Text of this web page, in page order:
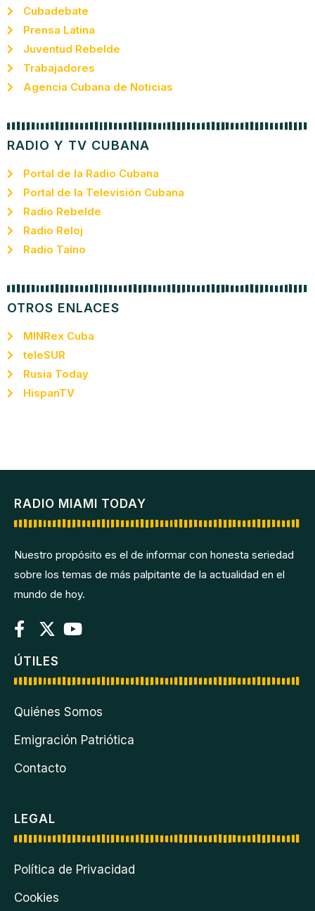
Cubadebate
Prensa Latina
Juventud Rebelde
Trabajadores
Agencia Cubana de Noticias
RADIO Y TV CUBANA
Portal de la Radio Cubana
Portal de la Televisión Cubana
Radio Rebelde
Radio Reloj
Radio Taíno
OTROS ENLACES
MINRex Cuba
teleSUR
Rusia Today
HispanTV
RADIO MIAMI TODAY
Nuestro propósito es el de informar con honesta seriedad
sobre los temas de más palpitante de la actualidad en el
mundo de hoy.
ÚTILES
Quiénes Somos
Emigración Patriótica
Contacto
LEGAL
Política de Privacidad
Cookies